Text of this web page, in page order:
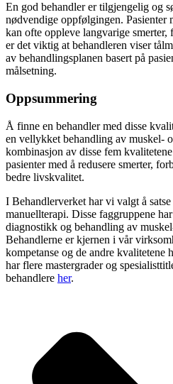
En god behandler er tilgjengelig og
nødvendige oppfølgingen. Pasienter
kan ofte oppleve langvarige
er det viktig at behandleren viser
av behandlingsplanen basert på
målsetning.
Oppsummering
Å finne en behandler med disse
en vellykket behandling av muskel-
kombinasjon av disse fem
pasienter med å redusere smerter,
bedre livskvalitet.
I Behandlerverket har vi valgt å
manuellterapi. Disse faggruppene
diagnostikk og behandling av
Behandlerne er kjernen i vår
kompetanse og de andre kvalitetene
har flere mastergrader og
behandlere her.